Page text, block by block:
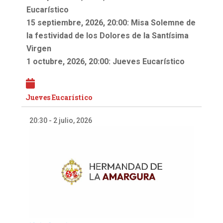
Eucarístico
15 septiembre, 2026, 20:00: Misa Solemne de
la festividad de los Dolores de la Santísima
Virgen
1 octubre, 2026, 20:00: Jueves Eucarístico
Jueves Eucarístico
20:30- 2 julio, 2026